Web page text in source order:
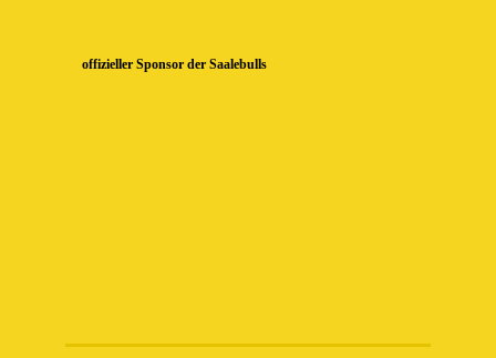
offizieller Sponsor der Saalebulls